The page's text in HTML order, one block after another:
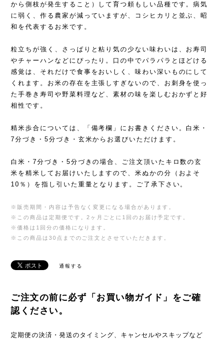
から側枝が発生すること）して育つ頼もしい品種です。病気
に弱く、作る農家が減っていますが、コシヒカリと並ぶ、昭
和を代表するお米です。
粒立ちが強く、さっぱりと粘り気の少ない味わいは、お寿司
やチャーハンなどにぴったり。口の中でパラパラとほどける
感覚は、それだけで食事をおいしく、味わい深いものにして
くれます。お米の存在を主張しすぎないので、お刺身を使っ
た手巻き寿司や野菜料理など、素材の味を楽しむおかずと好
相性です。
精米歩合については、「備考欄」にお書きください。白米・
7分づき・5分づき・玄米からお選びいただけます。
白米・7分づき・5分づきの場合、ご注文頂いたキロ数の玄
米を精米してお届けいたしますので、米ぬかの分（およそ
10％）を指し引いた重量となります。ご了承下さい。
※販売期間・内容は予告なく変更になる場合があります。
※この商品は定期便です。2ヶ月ごとに1回のお届け予定です。
※価格は1回分の価格になります。
※この商品は30点までのご注文とさせていただきます。
通報する
ご注文の前に必ず「お買い物ガイド」をご確
認ください。
定期便の決済・発送のタイミング、キャンセルやスキップなど